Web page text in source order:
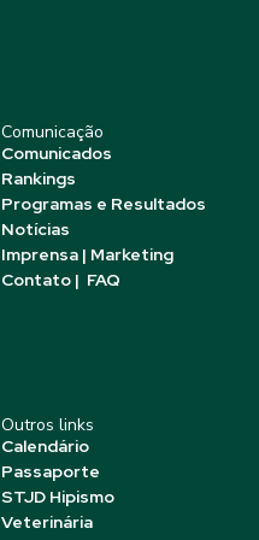
Comunicação
Comunicados
Rankings
Programas e Resultados
Notícias
Imprensa | Marketing
Contato | FAQ
Outros links
Calendário
Passaporte
STJD Hipismo
Veterinária